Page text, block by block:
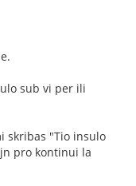
sub vi per ili
skribas "Tio insulo
pro kontinui la